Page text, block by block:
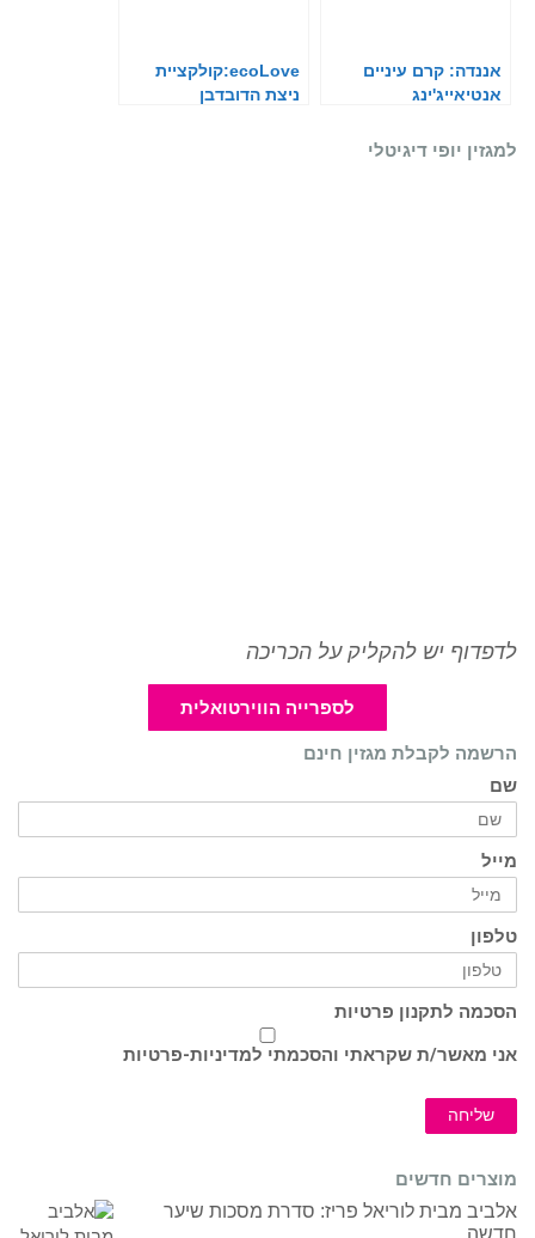
אננדה: קרם עיניים
אנטיאייג'ינג
ecoLove:קולקציית
ניצת הדובדבן
למגזין יופי דיגיטלי
לדפדוף יש להקליק על הכריכה
לספרייה הווירטואלית
הרשמה לקבלת מגזין חינם
שם
מייל
טלפון
הסכמה לתקנון פרטיות
אני מאשר/ת שקראתי והסכמתי למדיניות-פרטיות
שליחה
מוצרים חדשים
אלביב מבית לוריאל פריז: סדרת מסכות שיער
חדשה